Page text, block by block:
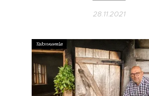
28.11.2021